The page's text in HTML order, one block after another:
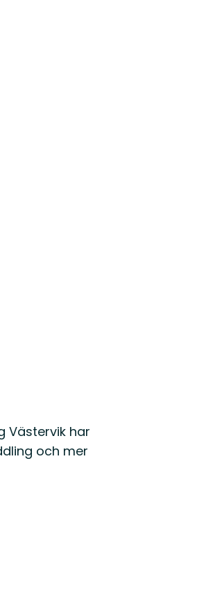
Västervik har
och mer